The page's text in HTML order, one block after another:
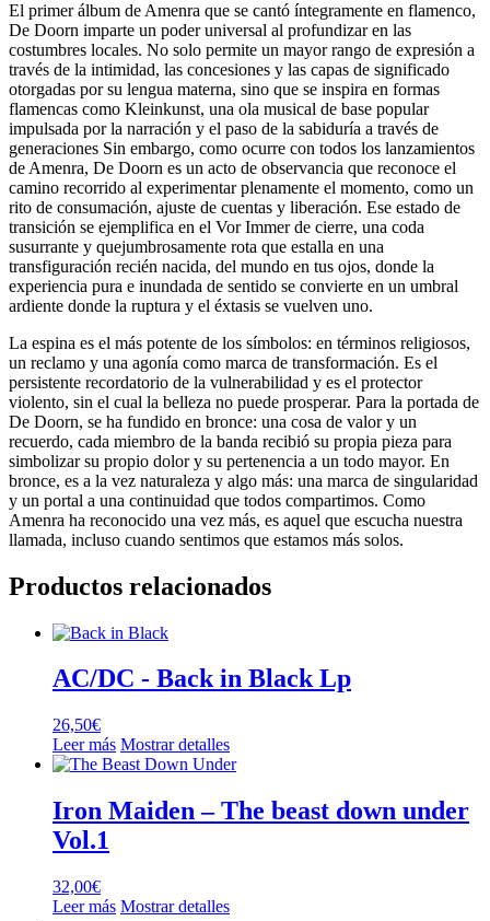
El primer álbum de Amenra que se cantó íntegramente en flamenco,
De Doorn imparte un poder universal al profundizar en las
costumbres locales. No solo permite un mayor rango de expresión a
través de la intimidad, las concesiones y las capas de significado
otorgadas por su lengua materna, sino que se inspira en formas
flamencas como Kleinkunst, una ola musical de base popular
impulsada por la narración y el paso de la sabiduría a través de
generaciones Sin embargo, como ocurre con todos los lanzamientos
de Amenra, De Doorn es un acto de observancia que reconoce el
camino recorrido al experimentar plenamente el momento, como un
rito de consumación, ajuste de cuentas y liberación. Ese estado de
transición se ejemplifica en el Vor Immer de cierre, una coda
susurrante y quejumbrosamente rota que estalla en una
transfiguración recién nacida, del mundo en tus ojos, donde la
experiencia pura e inundada de sentido se convierte en un umbral
ardiente donde la ruptura y el éxtasis se vuelven uno.
La espina es el más potente de los símbolos: en términos religiosos,
un reclamo y una agonía como marca de transformación. Es el
persistente recordatorio de la vulnerabilidad y es el protector
violento, sin el cual la belleza no puede prosperar. Para la portada de
De Doorn, se ha fundido en bronce: una cosa de valor y un
recuerdo, cada miembro de la banda recibió su propia pieza para
simbolizar su propio dolor y su pertenencia a un todo mayor. En
bronce, es a la vez naturaleza y algo más: una marca de singularidad
y un portal a una continuidad que todos compartimos. Como
Amenra ha reconocido una vez más, es aquel que escucha nuestra
llamada, incluso cuando sentimos que estamos más solos.
Productos relacionados
AC/DC ‎- Back in Black Lp
26,50€
Leer más Mostrar detalles
Iron Maiden – The beast down under
Vol.1
32,00€
Leer más Mostrar detalles